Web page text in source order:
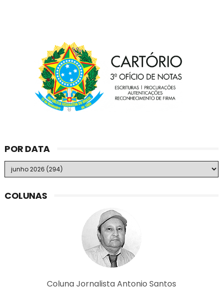
POR DATA
COLUNAS
Coluna Jornalista Antonio Santos